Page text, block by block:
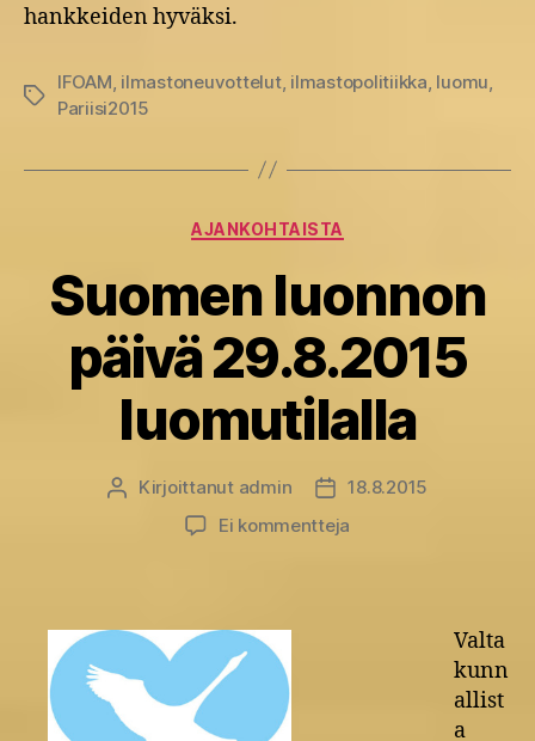
hankkeiden hyväksi.
Avainsanat
IFOAM ilmastoneuvottelut, ilmastopolitiikka luomu
Pariisi2015
Kategoriat
AJANKOHTAISTA
Suomen luonnon
päivä 29.8.2015
luomutilalla
Kirjoittaja
Kirjoittanut admin Julkaisupäivämäärä
18.8.2015
Ei kommentteja
Valta
kunn
allist
a